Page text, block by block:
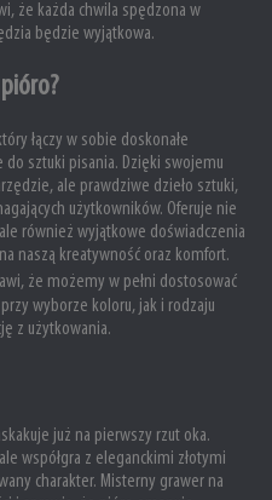
że każda chwila spędzona w
będzie wyjątkowa.
łączy w sobie doskonałe
sztuki pisania. Dzięki swojemu
ale prawdziwe dzieło sztuki,
użytkowników. Oferuje nie
również wyjątkowe doświadczenia
naszą kreatywność oraz komfort.
że możemy w pełni dostosować
wyborze koloru, jak i rodzaju
z użytkowania.
już na pierwszy rzut oka.
współgra z eleganckimi złotymi
charakter. Misterny grawer na